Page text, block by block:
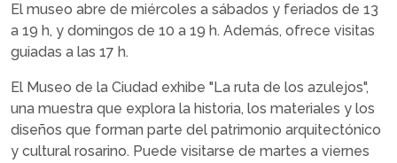
El museo abre de miércoles a sábados y feriados de 13
a 19 h, y domingos de 10 a 19 h. Además, ofrece visitas
guiadas a las 17 h.
El Museo de la Ciudad exhibe "La ruta de los azulejos",
una muestra que explora la historia, los materiales y los
diseños que forman parte del patrimonio arquitectónico
y cultural rosarino. Puede visitarse de martes a viernes